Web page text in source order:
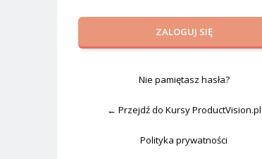
Nie pamiętasz hasła?
← Przejdź do Kursy ProductVision.pl
Polityka prywatności